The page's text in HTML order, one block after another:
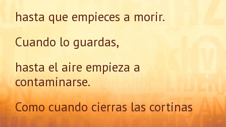
hasta que empieces a morir.
Cuando lo guardas,
hasta el aire empieza a
contaminarse.
Como cuando cierras las cortinas